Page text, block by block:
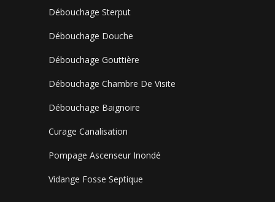
Débouchage Sterput
Débouchage Douche
Débouchage Gouttière
Débouchage Chambre De Visite
Débouchage Baignoire
Curage Canalisation
Pompage Ascenseur Inondé
Vidange Fosse Septique